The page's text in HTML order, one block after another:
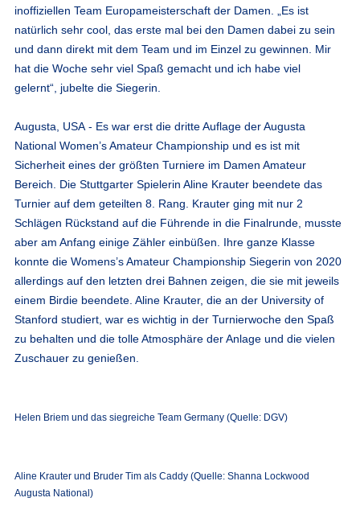
inoffiziellen Team Europameisterschaft der Damen. „Es ist
natürlich sehr cool, das erste mal bei den Damen dabei zu sein
und dann direkt mit dem Team und im Einzel zu gewinnen. Mir
hat die Woche sehr viel Spaß gemacht und ich habe viel
gelernt“, jubelte die Siegerin.
Augusta, USA- Es war erst die dritte Auflage der Augusta
National Women’s Amateur Championship und es ist mit
Sicherheit eines der größten Turniere im Damen Amateur
Bereich. Die Stuttgarter Spielerin Aline Krauter beendete das
Turnier auf dem geteilten 8. Rang. Krauter ging mit nur 2
Schlägen Rückstand auf die Führende in die Finalrunde, musste
aber am Anfang einige Zähler einbüßen. Ihre ganze Klasse
konnte die Womens’s Amateur Championship Siegerin von 2020
allerdings auf den letzten drei Bahnen zeigen, die sie mit jeweils
einem Birdie beendete. Aline Krauter, die an der University of
Stanford studiert, war es wichtig in der Turnierwoche den Spaß
zu behalten und die tolle Atmosphäre der Anlage und die vielen
Zuschauer zu genießen.
Helen Briem und das siegreiche Team Germany (Quelle: DGV)
Aline Krauter und Bruder Tim als Caddy (Quelle: Shanna Lockwood
Augusta National)